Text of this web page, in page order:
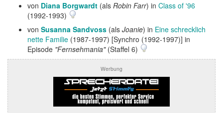
von Diana Borgwardt (als Robin Farr) in Class of '96
(1992-1993)
von Susanna Sandvoss (als Joanie) in Eine schrecklich
nette Familie (1987-1997) [Synchro (1992-1997)] in
Episode "Fernsehmania"(Staffel 6)
Werbung